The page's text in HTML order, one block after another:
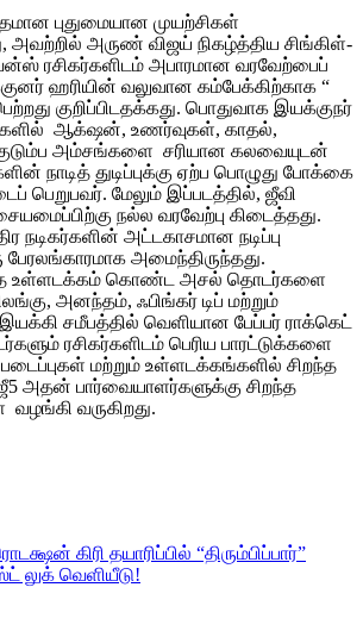
புதுமையான முயற்சிகள்
அவற்றில் அருண் விஜய் நிகழ்த்திய சிங்கிள்-
ரசிகர்களிடம் அபாரமான வரவேற்பைப்
ஹரியின் வலுவான கம்பேக்கிற்காக “
குறிப்பிடதக்கது. பொதுவாக இயக்குநர்
ஆக்‌ஷன், உணர்வுகள், காதல்,
அம்சங்களை சரியான கலவையுடன்
நாடித் துடிப்புக்கு ஏற்ப பொழுது போக்கை
பெறுபவர். மேலும் இப்படத்தில், ஜீவி
நல்ல வரவேற்பு கிடைத்தது.
நடிகர்களின் அட்டகாசமான நடிப்பு
அமைந்திருந்தது.
உள்ளடக்கம் கொண்ட அசல் தொடர்களை
அனந்தம், ஃபிங்கர் டிப் மற்றும்
இயக்கி சமீபத்தில் வெளியான பேப்பர் ராக்கெட்
ரசிகர்களிடம் பெரிய பாரட்டுக்களை
மற்றும் உள்ளடக்கங்களில் சிறந்த
அதன் பார்வையாளர்களுக்கு சிறந்த
வருகிறது.
கிரி தயாரிப்பில் “திரும்பிப்பார்”
லுக் வெளியீடு!